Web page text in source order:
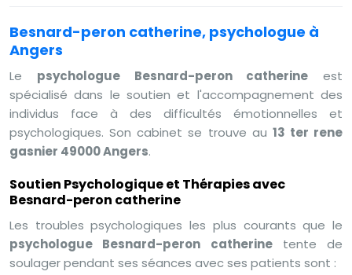
Besnard-peron catherine, psychologue à
Angers
Le psychologue Besnard-peron catherine est
spécialisé dans le soutien et l'accompagnement des
individus face à des difficultés émotionnelles et
psychologiques. Son cabinet se trouve au 13 ter rene
gasnier 49000 Angers.
Soutien Psychologique et Thérapies avec
Besnard-peron catherine
Les troubles psychologiques les plus courants que le
psychologue Besnard-peron catherinetente de
soulager pendant ses séances avec ses patients sont :